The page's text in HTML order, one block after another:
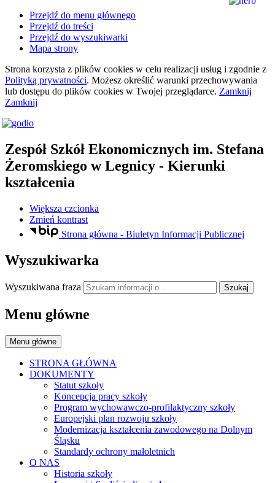
Przejdź do menu głównego
Przejdź do treści
Przejdź do wyszukiwarki
Mapa strony
Strona korzysta z plików cookies w celu realizacji usług i zgodnie z
Polityką prywatności. Możesz określić warunki przechowywania
lub dostępu do plików cookies w Twojej przeglądarce. Zamknij
Zamknij
Zespół Szkół Ekonomicznych im. Stefana
Żeromskiego w Legnicy - Kierunki
kształcenia
Większa czcionka
Zmień kontrast
Strona główna - Biuletyn Informacji Publicznej
Wyszukiwarka
Wyszukiwana fraza Szukaj
Menu główne
Menu główne
STRONA GŁÓWNA
DOKUMENTY
Statut szkoły
Koncepcja pracy szkoły
Program wychowawczo-profilaktyczny szkoły
Europejski plan rozwoju szkoły
Modernizacja kształcenia zawodowego na Dolnym
Śląsku
Standardy ochrony małoletnich
O NAS
Historia szkoły